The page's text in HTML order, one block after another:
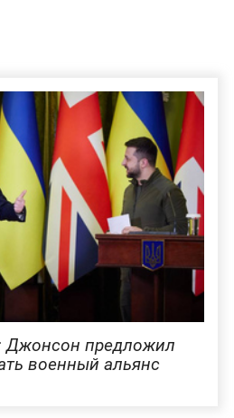
Джонсон предложил
военный альянс